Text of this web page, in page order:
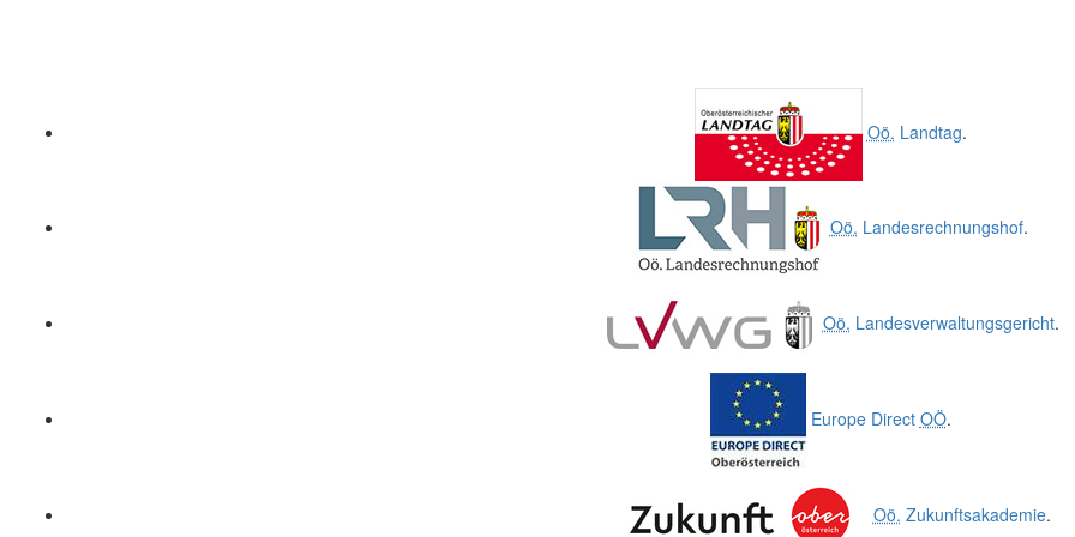
Oö. Landtag.
Oö. Landesrechnungshof.
Oö. Landesverwaltungsgericht.
Europe Direct OÖ.
Oö. Zukunftsakademie.